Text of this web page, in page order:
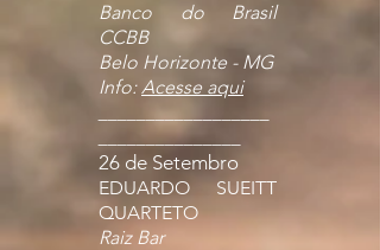
Banco do Brasil
CCBB
Belo Horizonte - MG
Info:Acesse aqui
__________________
_______________
26 de Setembro
EDUARDO SUEITT
QUARTETO
Raiz Bar